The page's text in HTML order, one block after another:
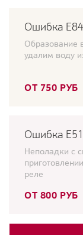
Ошибка
Образование
удалим воду
ОТ 750 РУБ
Ошибка
Неполадки с
реле
ОТ 800 РУБ